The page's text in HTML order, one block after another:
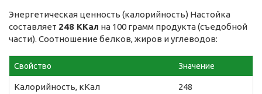
Энергетическая ценность (калорийность) Настойка
составляет 248 ККал на 100 грамм продукта (съедобной
части). Соотношение белков, жиров и углеводов:
Свойство Значение
Калорийность, кКал 248